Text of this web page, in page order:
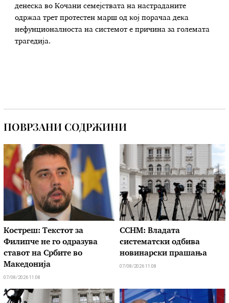
денеска во Кочани семејствата на настраданите
одржаа трет протестен марш од кој порачаа дека
нефунционалноста на системот е причина за големата
трагедија.
ПОВРЗАНИ СОДРЖИНИ
Костреш: Текстот за
Филипче не го одразува
ставот на Србите во
Македонија
07/08/2026 11:08
ССНМ: Владата
систематски одбива
новинарски прашања
07/08/2026 11:08